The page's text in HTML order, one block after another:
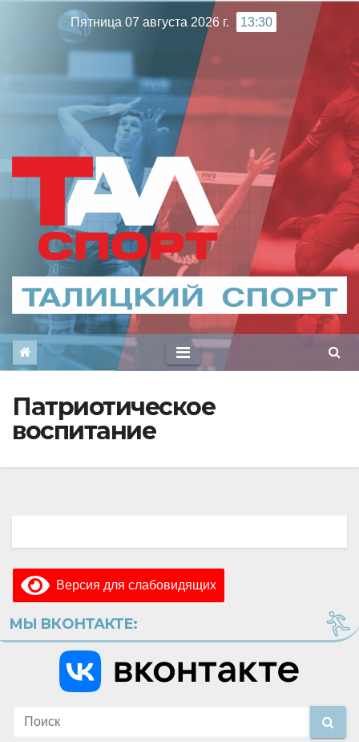
Пятница 07 августа 2026 г. 13:30
Патриотическое
воспитание
Версия для слабовидящих
МЫ ВКОНТАКТЕ: